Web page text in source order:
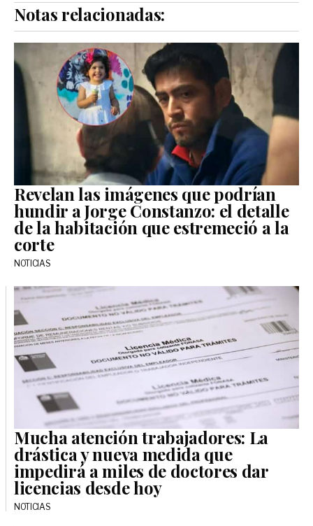
Notas relacionadas:
Revelan las imágenes que podrían
hundir a Jorge Constanzo: el detalle
de la habitación que estremeció a la
corte
NOTICIAS
Mucha atención trabajadores: La
drástica y nueva medida que
impedirá a miles de doctores dar
licencias desde hoy
NOTICIAS